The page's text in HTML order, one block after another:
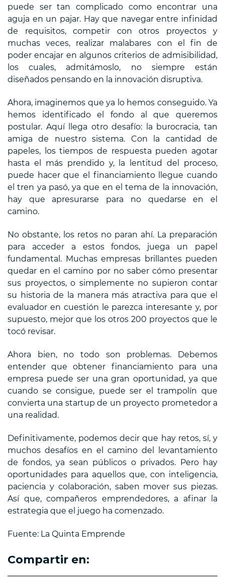
puede ser tan complicado como encontrar una
aguja en un pajar. Hay que navegar entre infinidad
de requisitos, competir con otros proyectos y
muchas veces, realizar malabares con el fin de
poder encajar en algunos criterios de admisibilidad,
los cuales, admitámoslo, no siempre están
diseñados pensando en la innovación disruptiva.
Ahora, imaginemos que ya lo hemos conseguido. Ya
hemos identificado el fondo al que queremos
postular. Aquí llega otro desafío: la burocracia, tan
amiga de nuestro sistema. Con la cantidad de
papeles, los tiempos de respuesta pueden agotar
hasta el más prendido y, la lentitud del proceso,
puede hacer que el financiamiento llegue cuando
el tren ya pasó, ya que en el tema de la innovación,
hay que apresurarse para no quedarse en el
camino.
No obstante, los retos no paran ahí. La preparación
para acceder a estos fondos, juega un papel
fundamental. Muchas empresas brillantes pueden
quedar en el camino por no saber cómo presentar
sus proyectos, o simplemente no supieron contar
su historia de la manera más atractiva para que el
evaluador en cuestión le parezca interesante y, por
supuesto, mejor que los otros 200 proyectos que le
tocó revisar.
Ahora bien, no todo son problemas. Debemos
entender que obtener financiamiento para una
empresa puede ser una gran oportunidad, ya que
cuando se consigue, puede ser el trampolín que
convierta una startup de un proyecto prometedor a
una realidad.
Definitivamente, podemos decir que hay retos, sí, y
muchos desafíos en el camino del levantamiento
de fondos, ya sean públicos o privados. Pero hay
oportunidades para aquellos que, con inteligencia,
paciencia y colaboración, saben mover sus piezas.
Así que, compañeros emprendedores, a afinar la
estrategia que el juego ha comenzado.
Fuente: La Quinta Emprende
Compartir en: